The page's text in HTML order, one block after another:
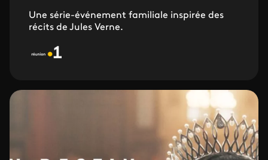
Une série-événement familiale inspirée des
récits de Jules Verne.